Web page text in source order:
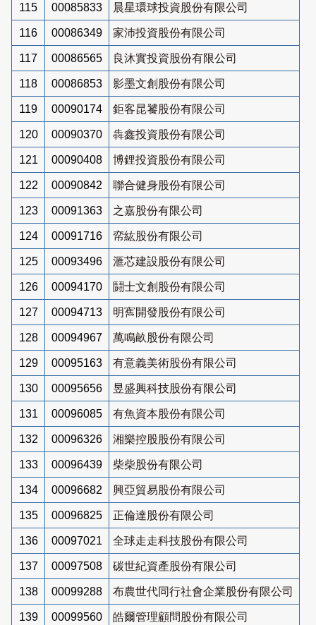
115 00085833 晨星環球投資股份有限公司
116 00086349 家沛投資股份有限公司
117 00086565 良沐實投資股份有限公司
118 00086853 影墨文創股份有限公司
119 00090174 鉅客昆饕股份有限公司
120 00090370 犇鑫投資股份有限公司
121 00090408 博鋰投資股份有限公司
122 00090842 聯合健身股份有限公司
123 00091363 之嘉股份有限公司
124 00091716 帟紘股份有限公司
125 00093496 滙芯建設股份有限公司
126 00094170 鬪士文創股份有限公司
127 00094713 明寯開發股份有限公司
128 00094967 萬鳴畝股份有限公司
129 00095163 有意義美術股份有限公司
130 00095656 昱盛興科技股份有限公司
131 00096085 有魚資本股份有限公司
132 00096326 湘樂控股股份有限公司
133 00096439 柴柴股份有限公司
134 00096682 興亞貿易股份有限公司
135 00096825 正倫達股份有限公司
136 00097021 全球走走科技股份有限公司
137 00097508 碳世紀資產股份有限公司
138 00099288 布農世代同行社會企業股份有限公司
139 00099560 皓爾管理顧問股份有限公司